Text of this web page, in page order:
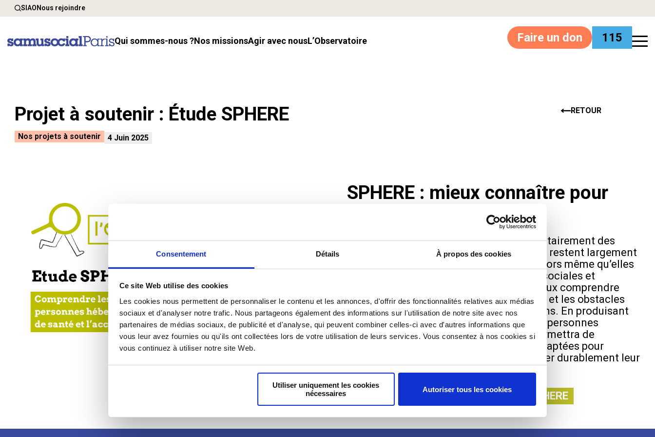
Consentement Détails À propos des cookies
Ce site Web utilise des cookies
Les cookies nous permettent de personnaliser le contenu et les annonces, d'offrir des fonctionnalités relatives aux médias
sociaux et d'analyser notre trafic. Nous partageons également des informations sur l'utilisation de notre site avec nos
partenaires de médias sociaux, de publicité et d'analyse, qui peuvent combiner celles-ci avec d'autres informations que
vous leur avez fournies ou qu'ils ont collectées lors de votre utilisation de leurs services. Vous consentez à nos cookies si
vous continuez à utiliser notre site Web.
Utiliser uniquement les cookies
nécessaires
Autoriser tous les cookies
SIAONous rejoindre
Qui sommes-nous ? Nos missions Agir avec nous l’Observatoire Faire un don 115
Projet à soutenir : Étude SPHERE RETOUR
Nos projets à soutenir 4 Juin 2025
SPHERE : mieux connaître pour
mieux accompagner
Les personnes hébergées à l’hôtel, majoritairement des
familles en situation de grande précarité, restent largement
absentes des études de santé publique alors même qu’elles
sont fortement exposées aux inégalités sociales et
territoriales. Le projet SPHERE vise à mieux comprendre
leurs conditions de vie, leur état de santé et les obstacles
qu’elles rencontrent dans l’accès aux soins. En produisant
des données inédites et en associant les personnes
concernées à la réflexion, cette étude permettra de
développer des réponses concrètes et adaptées pour
réduire les inégalités de santé et améliorer durablement leur
bien-être.
Découvrir comment soutenir l’étude SPHERE